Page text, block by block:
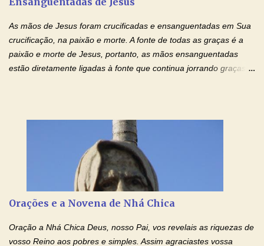
interesse, não se irrita, não guarda rancor. Não se alegra com a
As mãos de Jesus foram crucificadas e ensanguentadas em Sua
crucificação, na paixão e morte. A fonte de todas as graças é a
paixão e morte de Jesus, portanto, as mãos ensanguentadas
estão diretamente ligadas à fonte que continua jorrando graças
ensanguentadas, chagadas e abertas, sobre mim, neste
momento. Sinto-me completamente sem forças para prosseguir,
carregando as minhas cruzes. Preciso que a força e o poder de
Tuas Mãos, que suportaram a mais profunda dor ao serem
pregadas na Cruz, reergam-me e curem-me agora. Jesus, não
peço somente por mim, mas também por todos aqueles que mais
amo. Nós precisamos desesperadamente de cura física e
espiritual, através do toque consolador de tuas Mãos
ensanguentadas e infinitamente poderosas. Eu reconheço,
Orações e a Novena de Nhá Chica
Oração a Nhá Chica Deus, nosso Pai, vos revelais as riquezas de
vosso Reino aos pobres e simples. Assim agraciastes vossa